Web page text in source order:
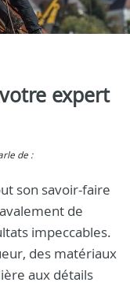
expert
de :
son savoir-faire
de
impeccables.
des matériaux
aux détails